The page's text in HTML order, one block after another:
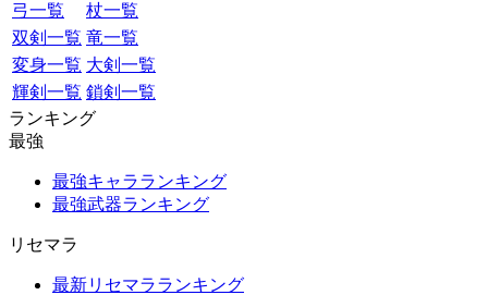
弓一覧
杖一覧
双剣一覧 竜一覧
変身一覧 大剣一覧
輝剣一覧 鎖剣一覧
ランキング
最強
最強キャラランキング
最強武器ランキング
リセマラ
最新リセマラランキング